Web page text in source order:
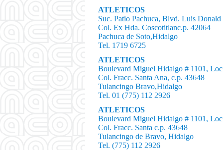
ATLETICOS
Suc. Patio Pachuca, Blvd. Luis
Col. Ex Hda. Coscotitlanc.p. 42064
Pachuca de Soto,Hidalgo
Tel. 1719 6725
ATLETICOS
Boulevard Miguel Hidalgo # 1101,
Col. Fracc. Santa Ana, c.p. 43648
Tulancingo Bravo,Hidalgo
Tel. 01 (775) 112 2926
ATLETICOS
Boulevard Miguel Hidalgo # 1101,
Col. Fracc. Santa c.p. 43648
Tulancingo de Bravo, Hidalgo
Tel. (775) 112 2926